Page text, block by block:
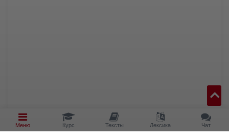
Меню Курс Тексты Лексика Чат